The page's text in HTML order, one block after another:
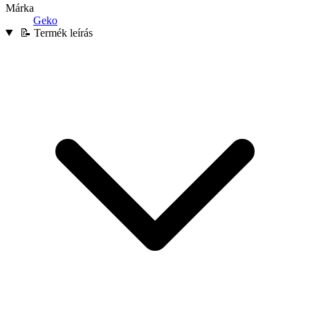
Márka
Geko
📝 Termék leírás